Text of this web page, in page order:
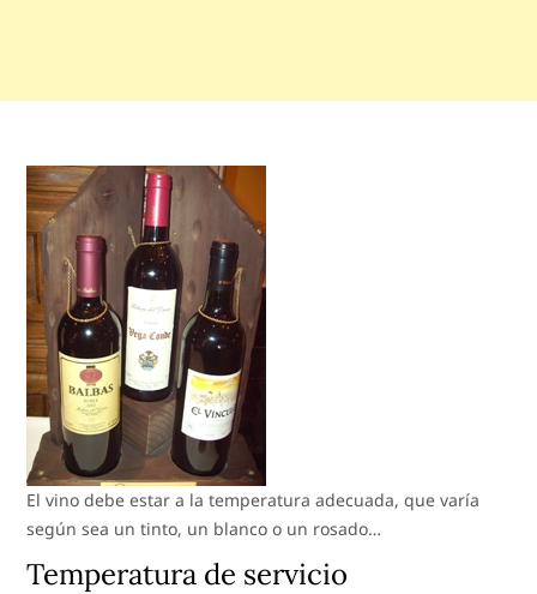
El vino debe estar a la temperatura adecuada, que varía
según sea un tinto, un blanco o un rosado…
Temperatura de servicio